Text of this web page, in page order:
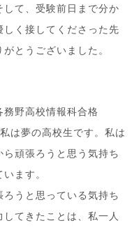
て、受験前日まで分か
く接してくださった先
とうございました。
野高校情報科合格
は夢の高校生です。私は
頑張ろうと思う気持ち
ます。
うと思っている気持ち
てきたことは、私一人